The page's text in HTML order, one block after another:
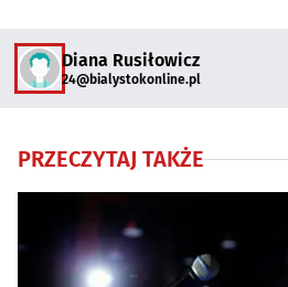
Diana Rusiłowicz
24@bialystokonline.pl
PRZECZYTAJ TAKŻE